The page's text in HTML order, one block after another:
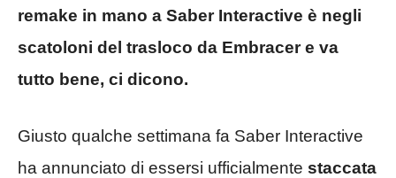
remake in mano a Saber Interactive è negli
scatoloni del trasloco da Embracer e va
tutto bene, ci dicono.
Giusto qualche settimana fa Saber Interactive
ha annunciato di essersi ufficialmente staccata